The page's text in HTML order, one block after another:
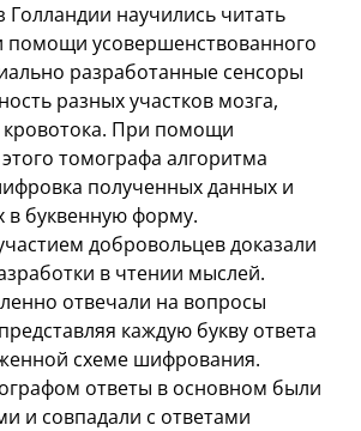
Голландии научились читать
усовершенствованного
разработанные сенсоры
разных участков мозга,
При помощи
томографа алгоритма
полученных данных и
в буквенную форму.
добровольцев доказали
в чтении мыслей.
отвечали на вопросы
каждую букву ответа
схеме шифрования.
ответы в основном были
и совпадали с ответами